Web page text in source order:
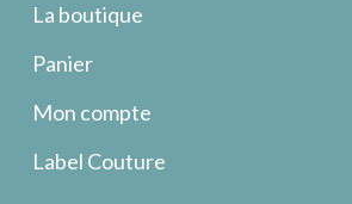
La boutique
Panier
Mon compte
Label Couture